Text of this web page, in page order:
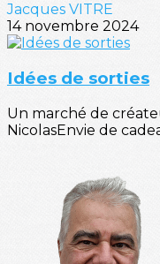
Jacques VITRE
14 novembre 2024
Idées de sorties
Un marché de
NicolasEnvie de